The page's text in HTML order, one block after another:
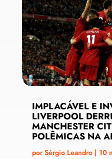
IMPLACÁVEL E
LIVERPOOL
MANCHESTER
POLÊMICAS NA
porSérgio Leandro| 10